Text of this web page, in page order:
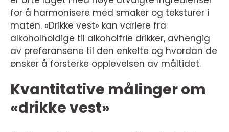
for å harmonisere med smaker og teksturer i
maten. «Drikke vest» kan variere fra
alkoholholdige til alkoholfrie drikker, avhengig
av preferansene til den enkelte og hvordan de
ønsker å forsterke opplevelsen av måltidet.
Kvantitative målinger om
«drikke vest»